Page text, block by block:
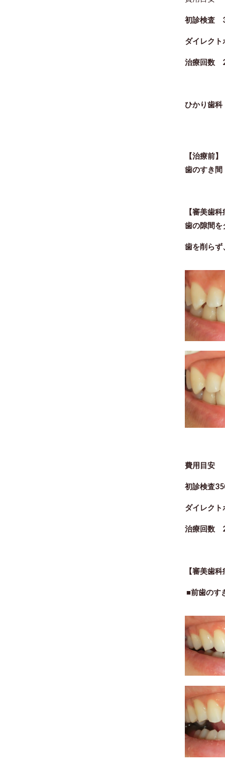
初診検査
ダイレク
治療回数
ひかり歯
【治療前】
歯のすき間
【審美歯
歯の隙間を
歯を削らず
費用目安
初診検査
ダイレク
治療回数
【審美歯
■前歯のす